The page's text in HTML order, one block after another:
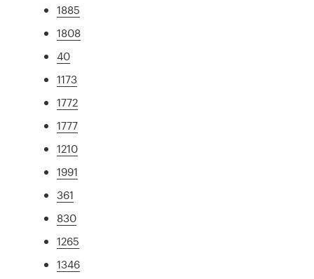
1885
1808
40
1173
1772
1777
1210
1991
361
830
1265
1346